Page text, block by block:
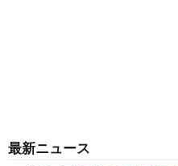
最新ニュース